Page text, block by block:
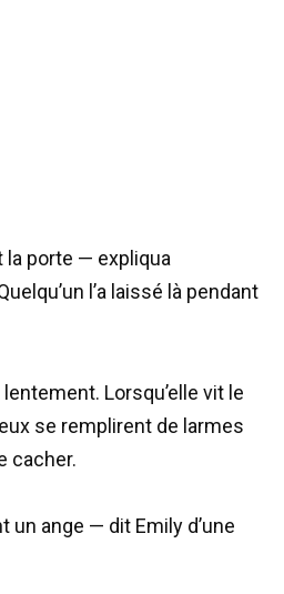
la porte — expliqua
l’a laissé là pendant
Lorsqu’elle vit le
se remplirent de larmes
cacher.
ange — dit Emily d’une